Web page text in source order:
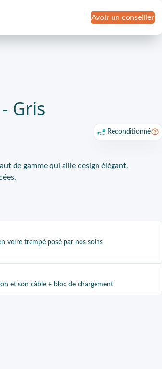
Avoir un conseiller
Gris
Reconditionné
de gamme qui allie design élégant,
verre trempé posé par nos soins
et son câble + bloc de chargement